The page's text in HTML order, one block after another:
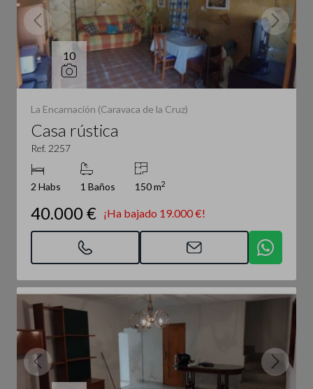
10
La Encarnación (Caravaca de la Cruz)
Casa rústica
Ref. 2257
2 Habs 1 Baños 150 m2
40.000 € ¡Ha bajado 19.000 €!